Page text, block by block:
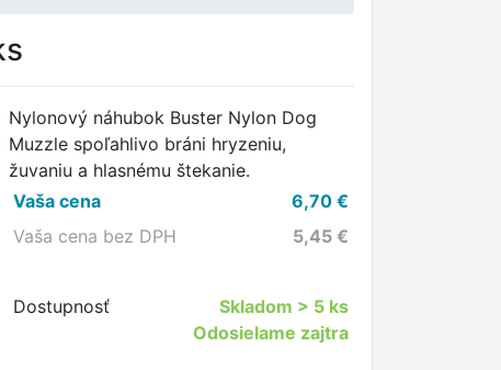
Nylonový náhubok Buster Nylon Dog
Muzzle spoľahlivo bráni hryzeniu,
žuvaniu a hlasnému štekanie.
Vaša cena
6,70€
Vaša cena bez DPH
5,45€
Dostupnosť Skladom > 5 ks
Odosielame zajtra